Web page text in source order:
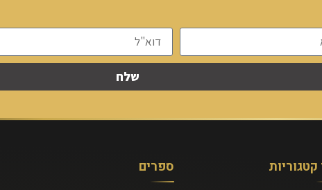
שלח
קטגוריות ספרים